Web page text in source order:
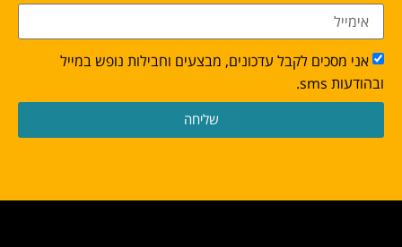
אני מסכים לקבל עדכונים, מבצעים וחבילות נופש במייל
ובהודעות sms.
שליחה